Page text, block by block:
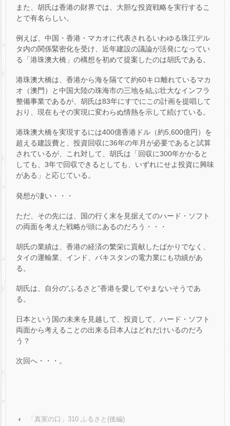
また、胡氏は香港の財界では、大胆な投資戦略を実行するこ
とで有名らしい。
例えば、中国・香港・マカオに代表されるいわゆる珠江デル
タ内の関係緊密化を受け、近年建設の議論が活発になってい
る「港珠澳大橋」の構想を初めて提案したのは胡氏である。
港珠澳大橋は、香港から海を隔てて約60キロ離れているマカ
オ（澳門）と中国大陸の珠海市の三地を結ぶ壮大なインフラ
整備事業であるが、胡氏は83年にすでにこの計画を提唱して
おり、現在もその実現に変わらぬ情熱を示して続けている。
港珠澳大橋を実現するには400億香港ドル（約5,600億円）を
超える建設費と、投資回収に36年の年月が必要であると試算
されているが、これ対して、胡氏は「回収に300年かかると
しても、3年で回収できるとしても、いずれにせよ投資に興味
がある」と応じている。
発想が凄い・・・
ただ、その先には、国の行く末を見据えてのハード・ソフト
の両面を考えた戦略が頭にあるのだろう・・・
胡氏の業績は、香港の経済の繁栄に貢献したばかりでなく、
タイの運輸業、インド、パキスタンの電力業にも功績があ
る。
胡氏は、自分の“ふるさと”香港を愛してやまないそうであ
る。
日本という国の未来を見越して、投資して、ハード・ソフト
両面から考えることの出来る日本人はどれだけいるのだろ
う？
次回へ・・・。
‹ 「真実の口」310 ふるさと(後編)